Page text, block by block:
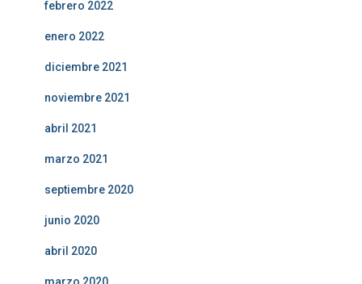
febrero 2022
enero 2022
diciembre 2021
noviembre 2021
abril 2021
marzo 2021
septiembre 2020
junio 2020
abril 2020